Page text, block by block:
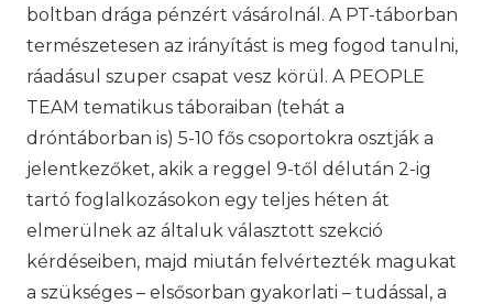
boltban drága pénzért vásárolnál. A PT-táborban
természetesen az irányítást is meg fogod tanulni,
ráadásul szuper csapat vesz körül. A PEOPLE
TEAM tematikus táboraiban (tehát a
dróntáborban is) 5-10 fős csoportokra osztják a
jelentkezőket, akik a reggel 9-től délután 2-ig
tartó foglalkozásokon egy teljes héten át
elmerülnek az általuk választott szekció
kérdéseiben, majd miután felvértezték magukat
a szükséges – elsősorban gyakorlati – tudással, a